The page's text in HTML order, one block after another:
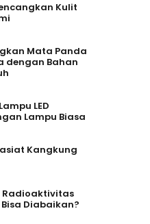
Kulit
Mata Panda
dengan Bahan
LED
Lampu Biasa
Kangkung
Radioaktivitas
Diabaikan?